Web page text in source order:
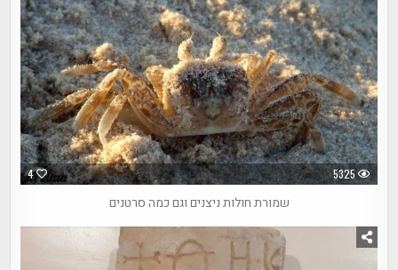
4 5325
שמורת חולות ניצנים וגם כמה סרטנים